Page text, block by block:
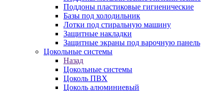
Поддоны пластиковые гигиенические
Базы под холодильник
Лотки под стиральную машину
Защитные накладки
Защитные экраны под варочную панель
Цокольные системы
Назад
Цокольные системы
Цоколь ПВХ
Цоколь алюминиевый